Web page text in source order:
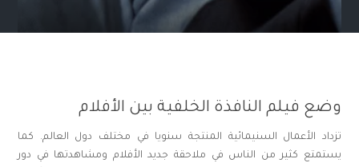
وضع فيلم النافذة الخلفية بين الأفلام
تزداد الأعمال السنيمائية المنتجة سنويا في مختلف دول العالم. كما
يستمتع كثير من الناس في ملاحقة جديد الأفلام ومشاهدتها في دور